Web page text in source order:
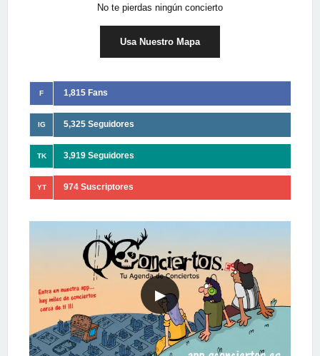
No te pierdas ningún concierto
Usa Nuestro Mapa
F 1,815 Fans
IG 5,325 Seguidores
TK 3,919 Seguidores
YT 974 Suscriptores
▶